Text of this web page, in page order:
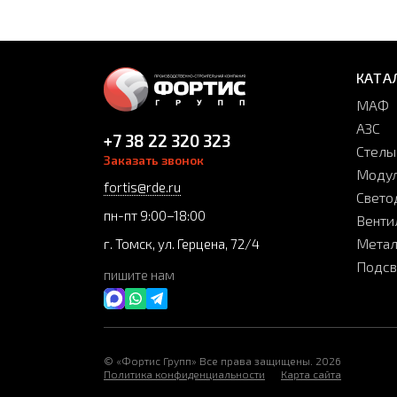
+7 38 22 320 323
Заказать звонок
fortis@rde.ru
пн-пт 9:00–18:00
г. Томск, ул. Герцена, 72/4
пишите нам
МАФ
АЗС
Стелы
© «Фортис Групп» Все права защищены. 2026
Политика конфиденциальности
Карта сайта